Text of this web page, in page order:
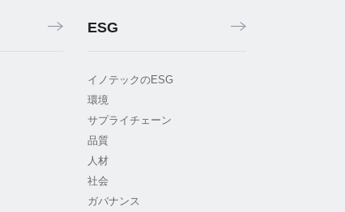
ESG
イノテックのESG
環境
サプライチェーン
品質
人材
社会
ガバナンス